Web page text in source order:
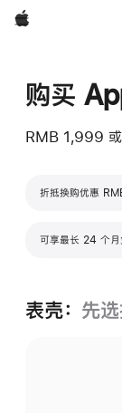
Apple
购买
RMB 1,999 或
折抵换购优惠
可享最长 24 个月
(在新窗口中打开)
表壳： 先